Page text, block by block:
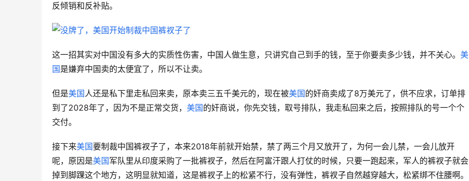
反倾销和反补贴。
这一招其实对中国没有多大的实质性伤害，中国人做生意，只讲究自己到手的钱，至于你要卖多少钱，并不关心。 美
国是嫌弃中国卖的太便宜了，所以不让卖。
但是美国人还是私下里走私回来卖，原本卖三五千美元的，现在被美国的奸商卖成了8万美元了，供不应求，订单排
到了2028年了，因为不是正常交货， 美国的奸商说，你先交钱，取号排队，我走私回来之后，按照排队的号一个个
交付。
接下来美国要制裁中国裤衩子了，本来2018年前就开始禁，禁了两三个月又放开了，为何一会儿禁，一会儿放开
呢，原因是美国军队里从印度采购了一批裤衩子，然后在阿富汗跟人打仗的时候，只要一跑起来，军人的裤衩子就会
掉到脚踝这个地方，这明显就知道，这是裤衩子上的松紧不行，没有弹性，裤衩子自然越穿越大，松紧绑不住腰啊。